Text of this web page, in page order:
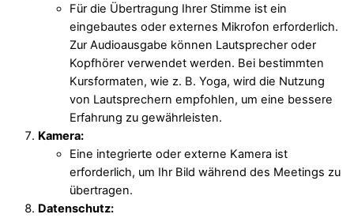
Für die Übertragung Ihrer Stimme ist ein
eingebautes oder externes Mikrofon erforderlich.
Zur Audioausgabe können Lautsprecher oder
Kopfhörer verwendet werden. Bei bestimmten
Kursformaten, wie z. B. Yoga, wird die Nutzung
von Lautsprechern empfohlen, um eine bessere
Erfahrung zu gewährleisten.
Kamera:
Eine integrierte oder externe Kamera ist
erforderlich, um Ihr Bild während des Meetings zu
übertragen.
Datenschutz: